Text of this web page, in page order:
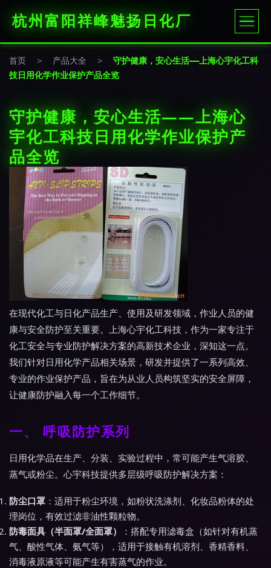
杭州富阳祥峰魅扬日化厂
首页 > 产品大全 >
守护健康，安心生活——上海心宇化工科
技日用化学作业保护产品全览
守护健康，安心生活——上海心
宇化工科技日用化学作业保护产
品全览
在现代化工与日化产品生产、使用及研发领域，作业人员的健
康与安全防护至关重要。上海心宇化工科技，作为一家专注于
化工安全与专业防护解决方案的高新技术企业，深知这一点。
我们针对日用化学产品相关场景，研发并提供了一系列高效、
专业的作业保护产品，旨在为从业人员构筑坚实的安全屏障，
让健康防护融入每一个工作细节。
一、 呼吸防护系列
日用化学品在生产、分装、实验过程中，常可能产生气溶胶、
蒸气或粉尘。心宇科技提供多层级呼吸防护解决方案：
防尘口罩 ：适用于粉尘环境，如粉状洗涤剂、化妆品粉体的处
理岗位，有效过滤非油性颗粒物。
防毒面具（半面罩/全面罩）
：搭配专用滤毒盒（如针对有机蒸
气、酸性气体、氨气等），适用于接触有机溶剂、香精香料、
消毒液原液等可能产生有害蒸气的作业。